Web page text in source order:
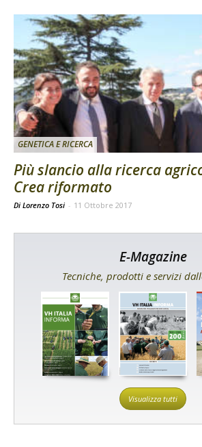
GENETICA E RICERCA
Più slancio alla ricerca
Crea riformato
Di Lorenzo Tosi - 11 Ottobre 2017
E-Magazine
Tecniche, prodotti e servizi
Visualizza tutti